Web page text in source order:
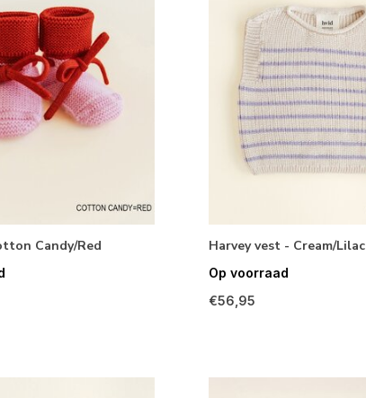
Candy/Red Harvey vest - Cream/Lilac
Op voorraad
€56,95